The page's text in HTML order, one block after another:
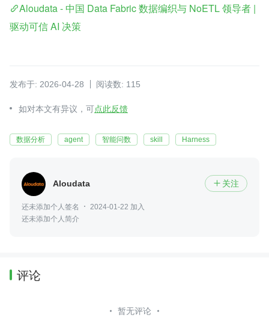
Aloudata - 中国 Data Fabric 数据编织与 NoETL 领导者 |
驱动可信 AI 决策
发布于: 2026-04-28 阅读数: 115
如对本文有异议，可点此反馈
数据分析 agent 智能问数 skill Harness
Aloudata  关注
还未添加个人签名
2024-01-22 加入
还未添加个人简介
评论
暂无评论